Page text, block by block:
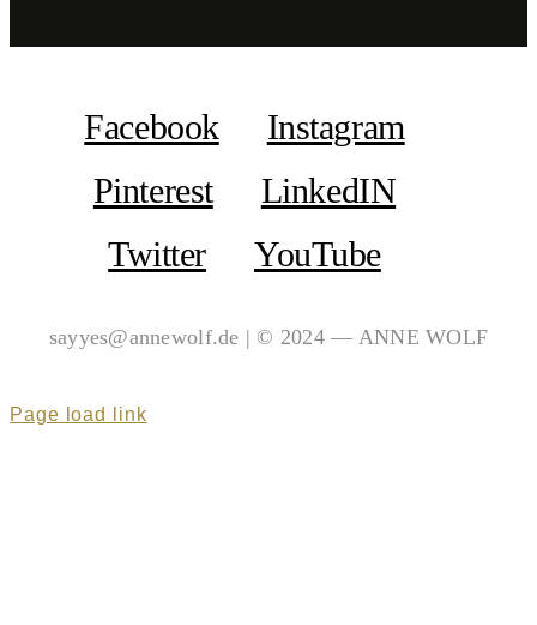
Facebook
Instagram
Pinterest
LinkedIN
Twitter
YouTube
sayyes@annewolf.de | © 2024 — ANNE WOLF
Page load link